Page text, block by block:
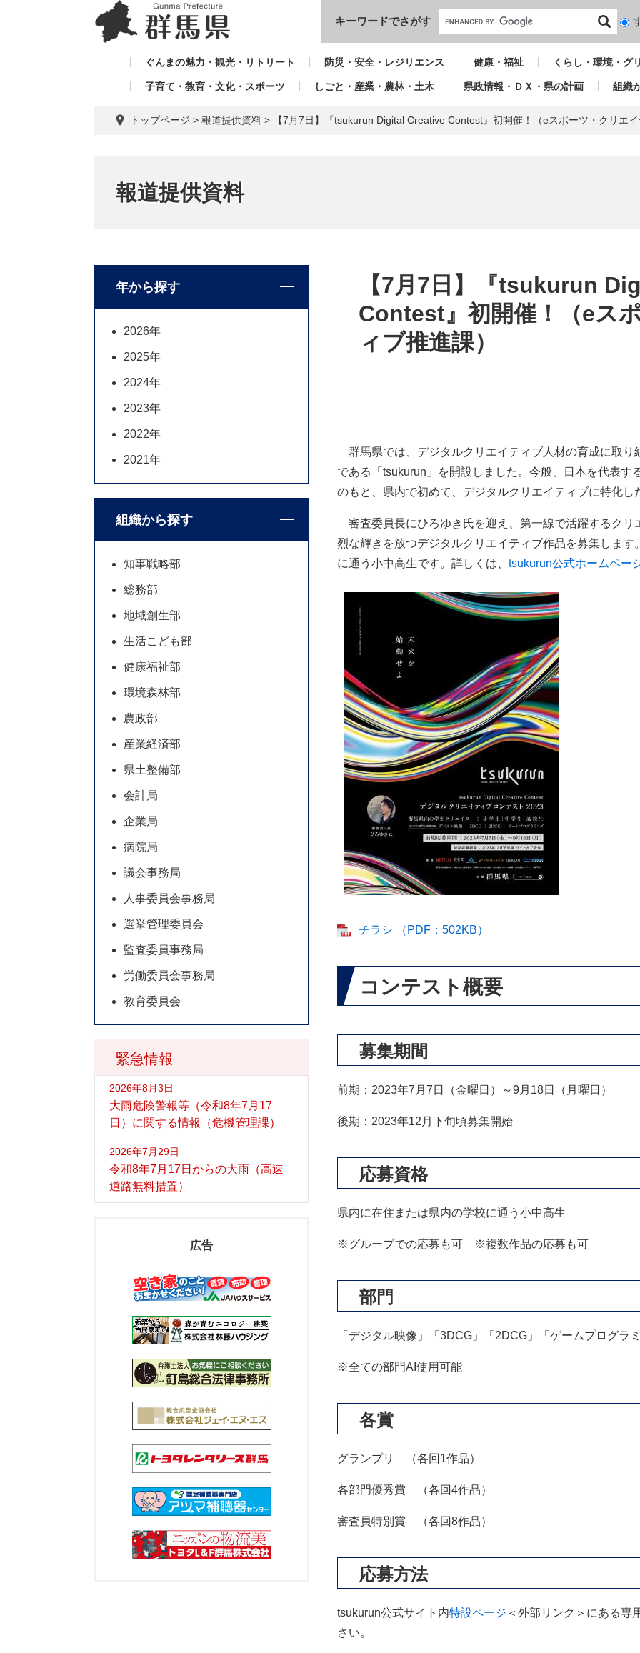
本文へ
キーワードでさがす
検
対
ぐんまの魅力・観光・リトリート 防災・安全・レジリエンス 健康・福祉 くらし・環境・グ
子育て・教育・文化・スポーツ しごと・産業・農林・土木 県政情報・ＤＸ・県の計画 組織
トップページ > 報道提供資料 > 【7月7日】『tsukurun Digital Creative Contest』初開催！（eスポーツ・クリエ
報道提供資料
【7月7日】『tsukurun
Contest』初開催！（eス
ィブ推進課）
群馬県では、デジタルクリエイティブ人材の育成に取り
である「tsukurun」を開設しました。今般、日本を代表す
のもと、県内で初めて、デジタルクリエイティブに特化
審査委員長にひろゆき氏を迎え、第一線で活躍するクリ
烈な輝きを放つデジタルクリエイティブ作品を募集しま
に通う小中高生です。詳しくは、 tsukurun公式ホームペー
チラシ （PDF：502KB）
コンテスト概要
募集期間
前期：2023年7月7日（金曜日）～9月18日（月曜日）
後期：2023年12月下旬頃募集開始
応募資格
県内に在住または県内の学校に通う小中高生
※グループでの応募も可 ※複数作品の応募も可
部門
「デジタル映像」「3DCG」「2DCG」「ゲームプログラ
※全ての部門AI使用可能
各賞
グランプリ （各回1作品）
各部門優秀賞 （各回4作品）
審査員特別賞 （各回8作品）
応募方法
tsukurun公式サイト内特設ページ ＜外部リンク＞ にある専
さい。
緊急情報
2026年8月3日
大雨危険警報等（令和8年7月17
日）に関する情報（危機管理課）
2026年7月29日
令和8年7月17日からの大雨（高速
道路無料措置）
年から探す
2026年
2025年
2024年
2023年
2022年
2021年
組織から探す
知事戦略部
総務部
地域創生部
生活こども部
健康福祉部
環境森林部
農政部
産業経済部
県土整備部
会計局
企業局
病院局
議会事務局
人事委員会事務局
選挙管理委員会
監査委員事務局
労働委員会事務局
教育委員会
広告